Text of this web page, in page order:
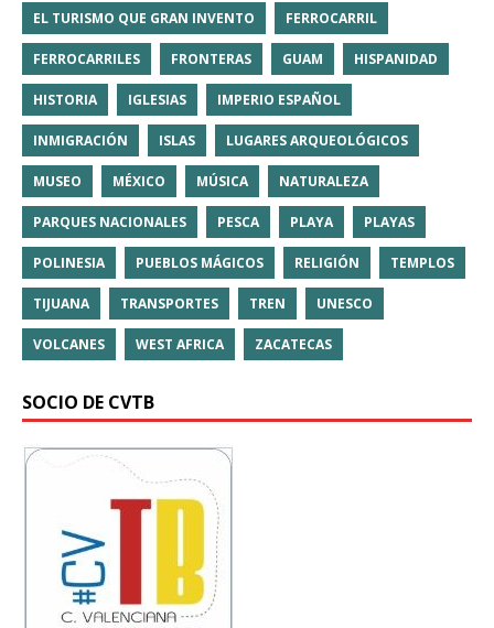
EL TURISMO QUE GRAN INVENTO FERROCARRIL
FERROCARRILES FRONTERAS GUAM HISPANIDAD
HISTORIA IGLESIAS IMPERIO ESPAÑOL
INMIGRACIÓN ISLAS LUGARES ARQUEOLÓGICOS
MUSEO MÉXICO MÚSICA NATURALEZA
PARQUES NACIONALES PESCA PLAYA PLAYAS
POLINESIA PUEBLOS MÁGICOS RELIGIÓN TEMPLOS
TIJUANA TRANSPORTES TREN UNESCO
VOLCANES WEST AFRICA ZACATECAS
SOCIO DE CVTB